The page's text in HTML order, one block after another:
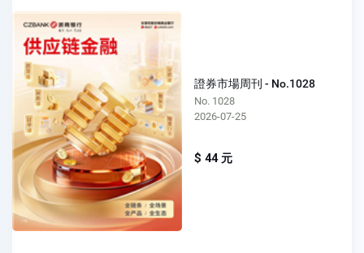
證券市場周刊 - No.1028
No. 1028
2026-07-25
$ 44 元